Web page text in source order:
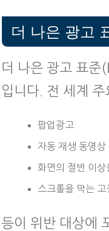
더 나은 광고
더 나은 광고 표
입니다. 전 세계
팝업광고
자동 재생 동영상
화면의 절반 이상
스크롤을 막는 고
등이 위반 대상에